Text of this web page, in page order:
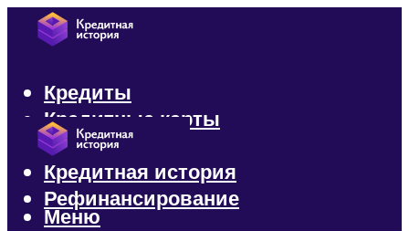
Кредиты
Кредитные карты
Микрозаймы
Кредитная история
Рефинансирование
Меню